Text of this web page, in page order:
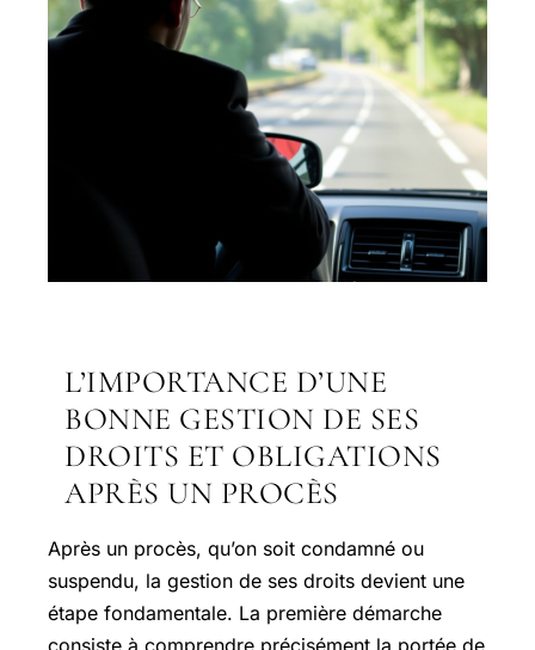
L’IMPORTANCE D’UNE
BONNE GESTION DE SES
DROITS ET OBLIGATIONS
APRÈS UN PROCÈS
Après un procès, qu’on soit condamné ou
suspendu, la gestion de ses droits devient une
étape fondamentale. La première démarche